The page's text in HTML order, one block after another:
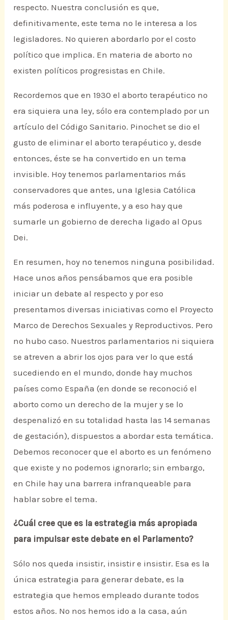
respecto. Nuestra conclusión es que,
definitivamente, este tema no le interesa a los
legisladores. No quieren abordarlo por el costo
político que implica. En materia de aborto no
existen políticos progresistas en Chile.
Recordemos que en 1930 el aborto terapéutico no
era siquiera una ley, sólo era contemplado por un
artículo del Código Sanitario. Pinochet se dio el
gusto de eliminar el aborto terapéutico y, desde
entonces, éste se ha convertido en un tema
invisible. Hoy tenemos parlamentarios más
conservadores que antes, una Iglesia Católica
más poderosa e influyente, y a eso hay que
sumarle un gobierno de derecha ligado al Opus
Dei.
En resumen, hoy no tenemos ninguna posibilidad.
Hace unos años pensábamos que era posible
iniciar un debate al respecto y por eso
presentamos diversas iniciativas como el Proyecto
Marco de Derechos Sexuales y Reproductivos. Pero
no hubo caso. Nuestros parlamentarios ni siquiera
se atreven a abrir los ojos para ver lo que está
sucediendo en el mundo, donde hay muchos
países como España (en donde se reconoció el
aborto como un derecho de la mujer y se lo
despenalizó en su totalidad hasta las 14 semanas
de gestación), dispuestos a abordar esta temática.
Debemos reconocer que el aborto es un fenómeno
que existe y no podemos ignorarlo; sin embargo,
en Chile hay una barrera infranqueable para
hablar sobre el tema.
¿Cuál cree que es la estrategia más apropiada
para impulsar este debate en el Parlamento?
Sólo nos queda insistir, insistir e insistir. Esa es la
única estrategia para generar debate, es la
estrategia que hemos empleado durante todos
estos años. No nos hemos ido a la casa, aún